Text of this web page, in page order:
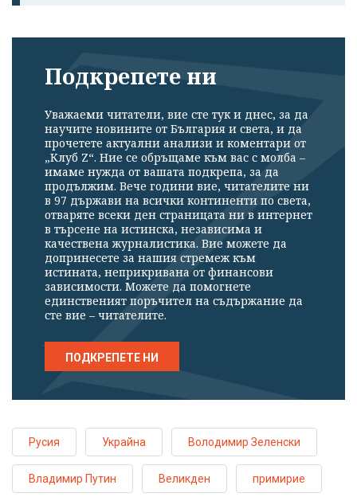
Подкрепете ни
Уважаеми читатели, вие сте тук и днес, за да
научите новините от България и света, и да
прочетете актуални анализи и коментари от
„Клуб Z“. Ние се обръщаме към вас с молба –
имаме нужда от вашата подкрепа, за да
продължим. Вече години вие, читателите ни
в 97 държави на всички континенти по света,
отваряте всеки ден страницата ни в интернет
в търсене на истинска, независима и
качествена журналистика. Вие можете да
допринесете за нашия стремеж към
истината, неприкривана от финансови
зависимости. Можете да помогнете
единственият поръчител на съдържание да
сте вие – читателите.
ПОДКРЕПЕТЕ НИ
Русия Украйна Володимир Зеленски
Владимир Путин Великден примирие